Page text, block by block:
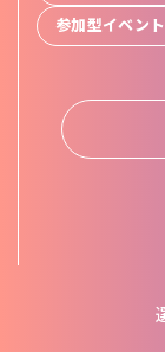
参加型イベント